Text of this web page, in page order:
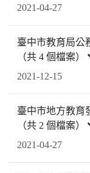
2021-04-27
臺中市教育局公
（共 4 個檔案）
2021-12-15
臺中市地方教育
（共 2 個檔案）
2021-04-27